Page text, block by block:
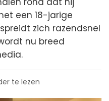
een 18-jarige
zich razendsnel
nu breed
te lezen